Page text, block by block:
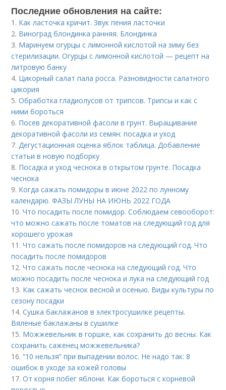
Последние обновления на сайте:
1. Как ласточка кричит. Звук пения ласточки
2. Виноград блондинка ранняя. Блондинка
3. Маринуем огурцы с лимонной кислотой на зиму без
стерилизации. Огурцы с лимонной кислотой — рецепт на
литровую банку
4. Цикорный салат пала росса. Разновидности салатного
цикория
5.Обработка гладиолусов от трипсов. Трипсы и как с
ними бороться
6. Посев декоративной фасоли в грунт. Выращивание
декоративной фасоли из семян: посадка и уход
7.Дегустационная оценка яблок таблица. Добавление
статьи в новую подборку
8. Посадка и уход чеснока в открытом грунте. Посадка
чеснока
9. Когда сажать помидоры в июне 2022 по лунному
календарю. ФАЗЫ ЛУНЫ НА ИЮНЬ 2022 ГОДА
10.Что посадить после помидор. Соблюдаем севооборот:
что можно сажать после томатов на следующий год для
хорошего урожая
11.Что сажать после помидоров на следующий год. Что
посадить после помидоров
12.Что сажать после чеснока на следующий год. Что
можно посадить после чеснока и лука на следующий год
13. Как сажать чеснок весной и осенью. Виды культуры по
сезону посадки
14.Сушка баклажанов в электросушилке рецепты.
Вяленые баклажаны в сушилке
15. Можжевельник в горшке, как сохранить до весны. Как
сохранить саженец можжевельника?
16.“10 нельзя” при выпадении волос. Не надо так: 8
ошибок в уходе за кожей головы
17.От корня побег яблони. Как бороться с корневой